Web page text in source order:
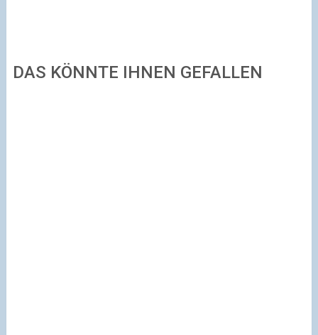
DAS KÖNNTE IHNEN GEFALLEN